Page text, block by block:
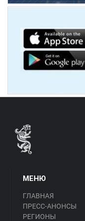
МЕНЮ
ГЛАВНАЯ
ПРЕСС-АНОНСЫ
РЕГИОНЫ